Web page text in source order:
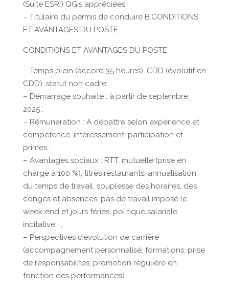
(Suite ESRI) QGis appréciées ;
– Titulaire du permis de conduire B.CONDITIONS
ET AVANTAGES DU POSTE
CONDITIONS ET AVANTAGES DU POSTE
– Temps plein (accord 35 heures), CDD (évolutif en
CDD), statut non cadre ;
– Démarrage souhaité : à partir de septembre
2025 ;
– Rémunération : A débattre selon expérience et
compétence, intéressement, participation et
primes ;
– Avantages sociaux : RTT, mutuelle (prise en
charge à 100 %), titres restaurants, annualisation
du temps de travail, souplesse des horaires, des
congés et absences, pas de travail imposé le
week-end et jours fériés, politique salariale
incitative… ;
– Perspectives d’évolution de carrière
(accompagnement personnalisé, formations, prise
de responsabilités, promotion régulière en
fonction des performances).